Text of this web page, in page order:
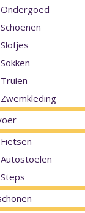
Ondergoed
Schoenen
Slofjes
Sokken
Truien
Zwemkleding
Fietsen
Autostoelen
Steps